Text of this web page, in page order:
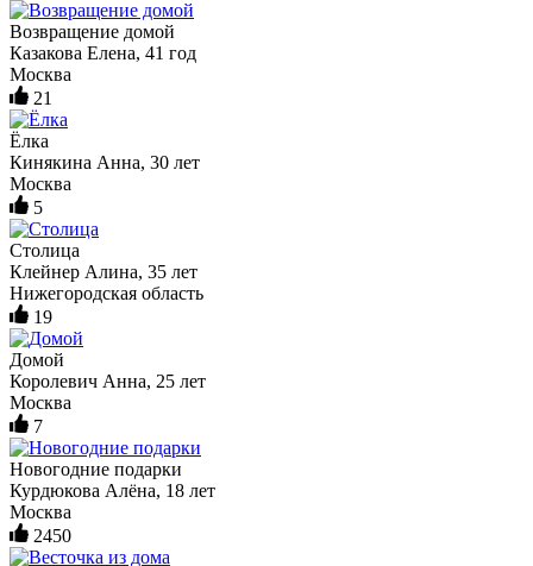
Возвращение домой
Казакова Елена, 41 год
Москва
21
Ёлка
Кинякина Анна, 30 лет
Москва
5
Столица
Клейнер Алина, 35 лет
Нижегородская область
19
Домой
Королевич Анна, 25 лет
Москва
7
Новогодние подарки
Курдюкова Алёна, 18 лет
Москва
2450